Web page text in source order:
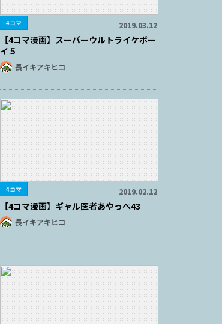
4コマ 2019.03.12
【4コマ漫画】スーパーウルトライケボー
イ５
長イキアキヒコ
4コマ 2019.02.12
【4コマ漫画】ギャル医者あやっぺ43
長イキアキヒコ